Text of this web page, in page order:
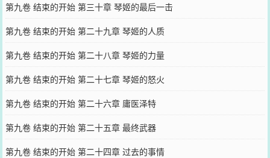
第九卷 结束的开始 第三十章 琴姬的最后一击
第九卷 结束的开始 第二十九章 琴姬的人质
第九卷 结束的开始 第二十八章 琴姬的力量
第九卷 结束的开始 第二十七章 琴姬的怒火
第九卷 结束的开始 第二十六章 庸医泽特
第九卷 结束的开始 第二十五章 最终武器
第九卷 结束的开始 第二十四章 过去的事情